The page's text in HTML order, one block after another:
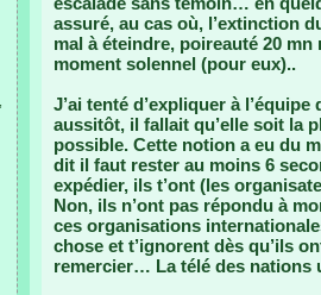
assuré, au cas où, l’extinction
mal à éteindre, poireauté 20
moment solennel (pour eux)..
J’ai tenté d’expliquer à
aussitôt, il fallait qu’elle soit la
possible. Cette notion a eu du
dit il faut rester au moins 6
expédier, ils t’ont (les
Non, ils n’ont pas répondu à
ces organisations
chose et t’ignorent dès qu’ils
remercier… La télé des nations